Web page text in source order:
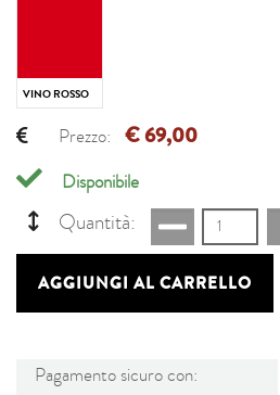
VINO ROSSO
Prezzo: € 69,00
Disponibile
Quantità:
AGGIUNGI AL CARRELLO
Pagamento sicuro con: